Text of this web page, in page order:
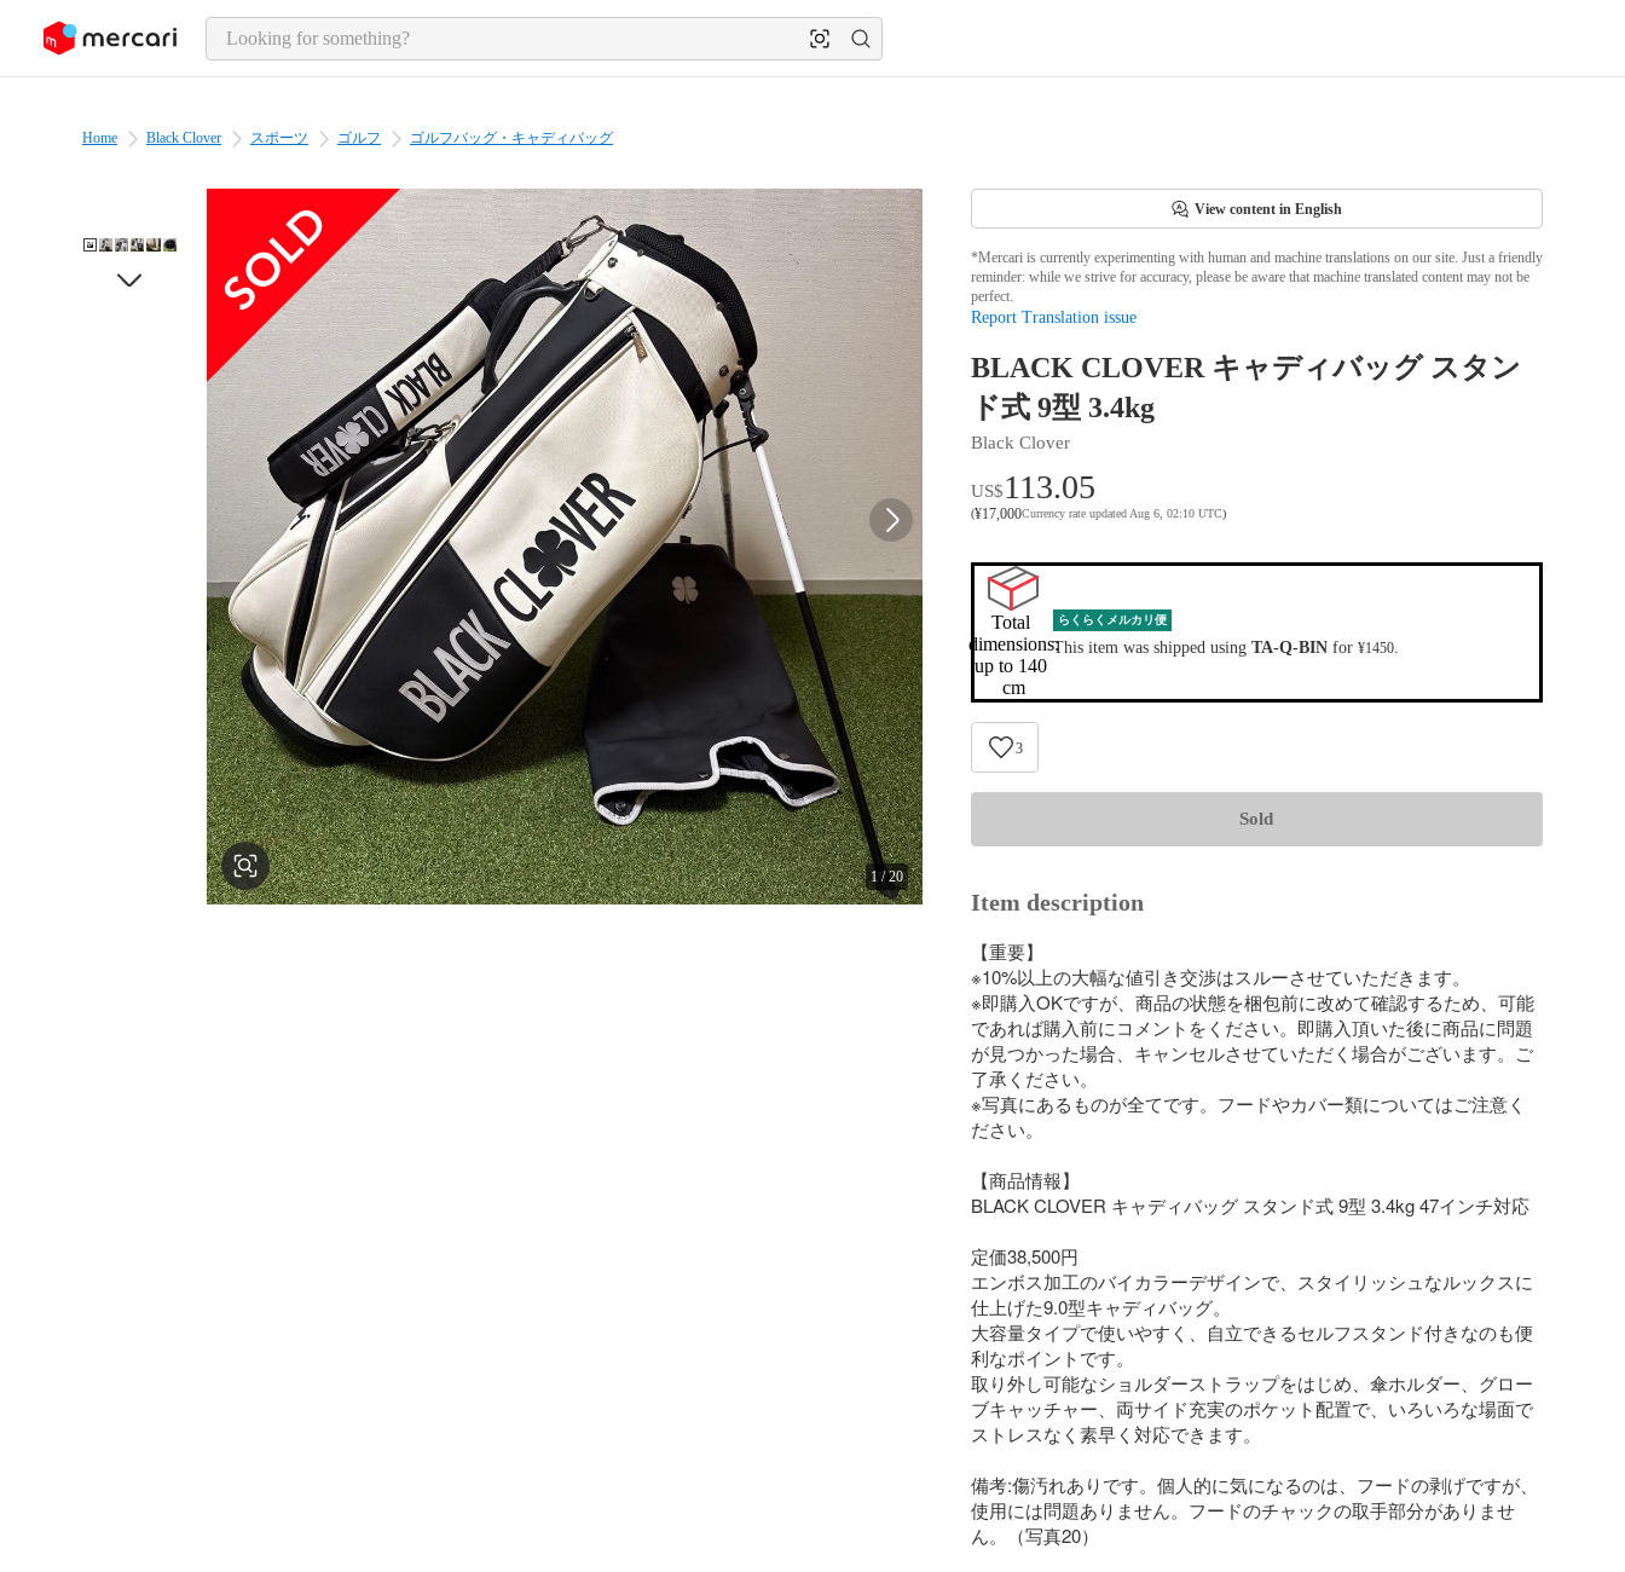
page content
Home Black Clover スポーツ ゴルフ ゴルフバッグ・キャディバッグ
1/20
View content in English
*Mercari is currently experimenting with human and machine translations on our site. Just a friendly
reminder: while we strive for accuracy, please be aware that machine translated content may not be
perfect.
Report Translation issue
BLACK CLOVER キャディバッグ スタン
ド式 9型 3.4kg
Black Clover
US$113.05
(¥17,000Currency rate updated Aug 6, 02:10 UTC)
Total
dimensions:
up to 140
cm
らくらくメルカリ便
This item was shipped using TA-Q-BINfor ¥1450.
3
Sold
Item description
【重要】
※10%以上の大幅な値引き交渉はスルーさせていただきます。
※即購入OKですが、商品の状態を梱包前に改めて確認するため、可能
であれば購入前にコメントをください。即購入頂いた後に商品に問題
が見つかった場合、キャンセルさせていただく場合がございます。ご
了承ください。
※写真にあるものが全てです。フードやカバー類についてはご注意く
ださい。
【商品情報】
BLACK CLOVER キャディバッグ スタンド式 9型 3.4kg 47インチ対応
定価38,500円
エンボス加工のバイカラーデザインで、スタイリッシュなルックスに
仕上げた9.0型キャディバッグ。
大容量タイプで使いやすく、自立できるセルフスタンド付きなのも便
利なポイントです。
取り外し可能なショルダーストラップをはじめ、傘ホルダー、グロー
ブキャッチャー、両サイド充実のポケット配置で、いろいろな場面で
ストレスなく素早く対応できます。
備考:傷汚れありです。個人的に気になるのは、フードの剥げですが、
使用には問題ありません。フードのチャックの取手部分がありませ
ん。（写真20）